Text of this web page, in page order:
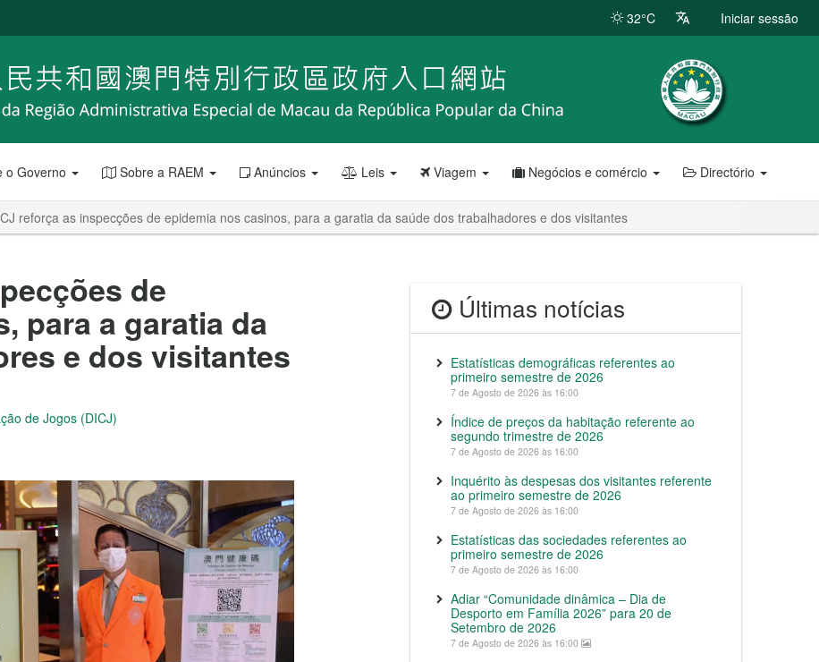
32°C Iniciar sessão
o Governo Sobre a RAEM Anúncios Leis Viagem Negócios e comércio Directório
reforça as inspecções de epidemia nos casinos, para a garatia da saúde dos trabalhadores e dos visitantes
de
para a garatia da
e dos visitantes
de Jogos (DICJ)
Últimas notícias
Estatísticas demográficas referentes ao
primeiro semestre de 2026
7 de Agosto de 2026 às 16:00
Índice de preços da habitação referente ao
segundo trimestre de 2026
7 de Agosto de 2026 às 16:00
Inquérito às despesas dos visitantes referente
ao primeiro semestre de 2026
7 de Agosto de 2026 às 16:00
Estatísticas das sociedades referentes ao
primeiro semestre de 2026
7 de Agosto de 2026 às 16:00
Adiar “Comunidade dinâmica – Dia de
Desporto em Família 2026” para 20 de
Setembro de 2026
7 de Agosto de 2026 às 16:00